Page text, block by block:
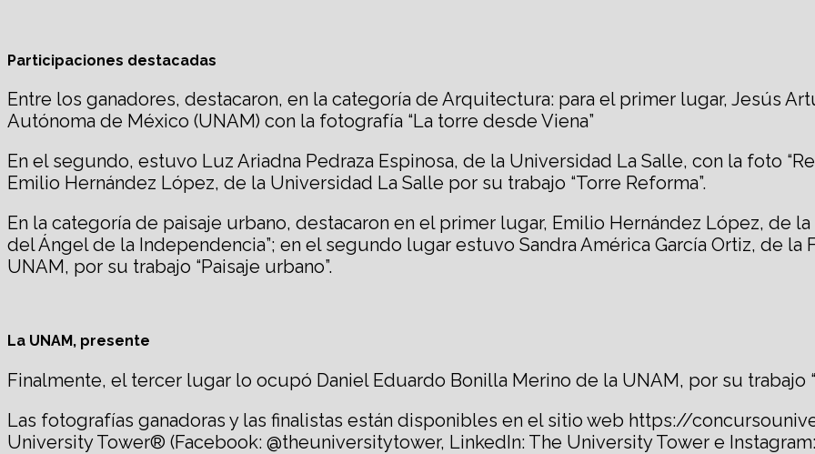
Participaciones destacadas
Entre los ganadores, destacaron, en la categoría de Arquitectura: para el primer lugar, Jesús
Autónoma de México (UNAM) con la fotografía “La torre desde Viena”
En el segundo, estuvo Luz Ariadna Pedraza Espinosa, de la Universidad La Salle, con la foto
Emilio Hernández López, de la Universidad La Salle por su trabajo “Torre Reforma”.
En la categoría de paisaje urbano, destacaron en el primer lugar, Emilio Hernández López, de
del Ángel de la Independencia”; en el segundo lugar estuvo Sandra América García Ortiz, de
UNAM, por su trabajo “Paisaje urbano”.
La UNAM, presente
Finalmente, el tercer lugar lo ocupó Daniel Eduardo Bonilla Merino de la UNAM, por su trabajo
Las fotografías ganadoras y las finalistas están disponibles en el sitio web https://
University Tower® (Facebook: @theuniversitytower, LinkedIn: The University Tower e